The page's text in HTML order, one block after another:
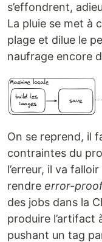
s’effondrent,
La pluie se met à
plage et dilue le
naufrage encore
On se reprend, il
contraintes du
l’erreur, il va
rendre error-
des jobs dans la
produire l’artifact
pushant un tag